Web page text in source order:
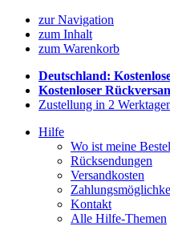
zur Navigation
zum Inhalt
zum Warenkorb
Deutschland:
Kostenloser
Zustellung in 2
Hilfe
Wo ist meine
Rücksendungen
Versandkosten
Kontakt
Alle Hilfe-Themen